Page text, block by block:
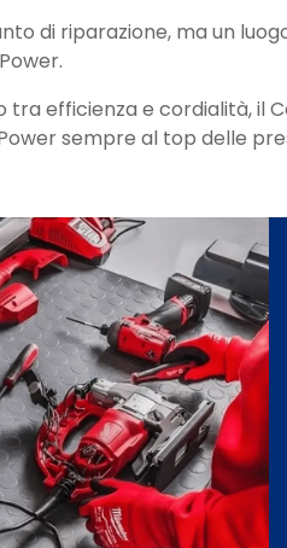
di riparazione, ma un
efficienza e cordialità, il
sempre al top delle